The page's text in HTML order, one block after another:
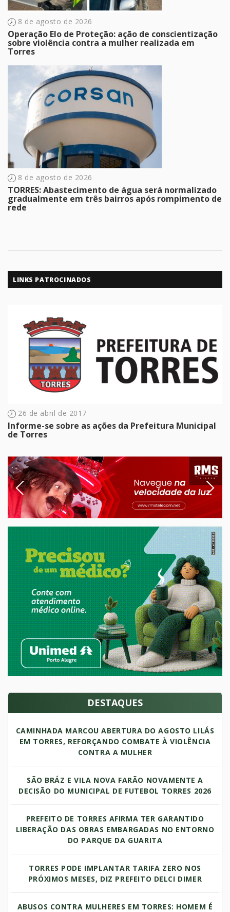
8 de agosto de 2026
Operação Elo de Proteção: ação de conscientização
sobre violência contra a mulher realizada em
Torres
8 de agosto de 2026
TORRES: Abastecimento de água será normalizado
gradualmente em três bairros após rompimento de
rede
LINKS PATROCINADOS
26 de abril de 2017
Informe-se sobre as ações da Prefeitura Municipal
de Torres
Previous Next
DESTAQUES
CAMINHADA MARCOU ABERTURA DO AGOSTO LILÁS
EM TORRES, REFORÇANDO COMBATE À VIOLÊNCIA
CONTRA A MULHER
SÃO BRÁZ E VILA NOVA FARÃO NOVAMENTE A
DECISÃO DO MUNICIPAL DE FUTEBOL TORRES 2026
PREFEITO DE TORRES AFIRMA TER GARANTIDO
LIBERAÇÃO DAS OBRAS EMBARGADAS NO ENTORNO
DO PARQUE DA GUARITA
TORRES PODE IMPLANTAR TARIFA ZERO NOS
PRÓXIMOS MESES, DIZ PREFEITO DELCI DIMER
ABUSOS CONTRA MULHERES EM TORRES: HOMEM É